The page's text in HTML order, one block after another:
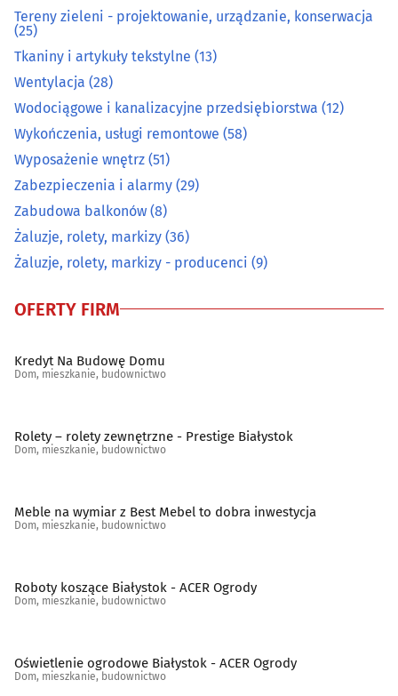
Ogrodnicze artykuły i sprzęt(37)
Ogrzewanie i techniki grzewcze(33)
Opał(10)
Osuszanie i odgrzybianie budynków
Oświetlenie(18)
Podłogi (39)
Schody, balustrady, poręcze
Szkło budowlane(11)
Tapety(5)
(25)
Tereny zieleni - projektowanie, urządzanie, konserwacja
(25)
Tkaniny i artykuły tekstylne (13)
Wentylacja (28)
Wodociągowe i kanalizacyjne przedsiębiorstwa (12)
Wykończenia, usługi remontowe (58)
Wyposażenie wnętrz (51)
Zabezpieczenia i alarmy (29)
Zabudowa balkonów (8)
Żaluzje, rolety, markizy (36)
Żaluzje, rolety, markizy - producenci (9)
OFERTY FIRM
Kredyt Na Budowę Domu
Dom, mieszkanie, budownictwo
Rolety – rolety zewnętrzne - Prestige Białystok
Dom, mieszkanie, budownictwo
Meble na wymiar z Best Mebel to dobra inwestycja
Dom, mieszkanie, budownictwo
Roboty koszące Białystok - ACER Ogrody
Dom, mieszkanie, budownictwo
Oświetlenie ogrodowe Białystok - ACER Ogrody
Dom, mieszkanie, budownictwo